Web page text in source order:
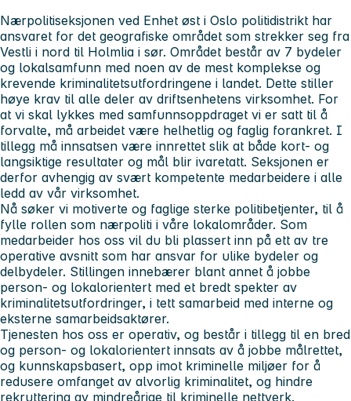
Nærpolitiseksjonen ved Enhet øst i Oslo politidistrikt har
ansvaret for det geografiske området som strekker seg fra
Vestli i nord til Holmlia i sør. Området består av 7 bydeler
og lokalsamfunn med noen av de mest komplekse og
krevende kriminalitetsutfordringene i landet. Dette stiller
høye krav til alle deler av driftsenhetens virksomhet. For
at vi skal lykkes med samfunnsoppdraget vi er satt til å
forvalte, må arbeidet være helhetlig og faglig forankret. I
tillegg må innsatsen være innrettet slik at både kort- og
langsiktige resultater og mål blir ivaretatt. Seksjonen er
derfor avhengig av svært kompetente medarbeidere i alle
ledd av vår virksomhet.
Nå søker vi motiverte og faglige sterke politibetjenter, til å
fylle rollen som nærpoliti i våre lokalområder. Som
medarbeider hos oss vil du bli plassert inn på ett av tre
operative avsnitt som har ansvar for ulike bydeler og
delbydeler. Stillingen innebærer blant annet å jobbe
person- og lokalorientert med et bredt spekter av
kriminalitetsutfordringer, i tett samarbeid med interne og
eksterne samarbeidsaktører.
Tjenesten hos oss er operativ, og består i tillegg til en bred
og person- og lokalorientert innsats av å jobbe målrettet,
og kunnskapsbasert, opp imot kriminelle miljøer for å
redusere omfanget av alvorlig kriminalitet, og hindre
rekruttering av mindreårige til kriminelle nettverk.